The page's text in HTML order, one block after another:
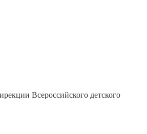
Всероссийского детского